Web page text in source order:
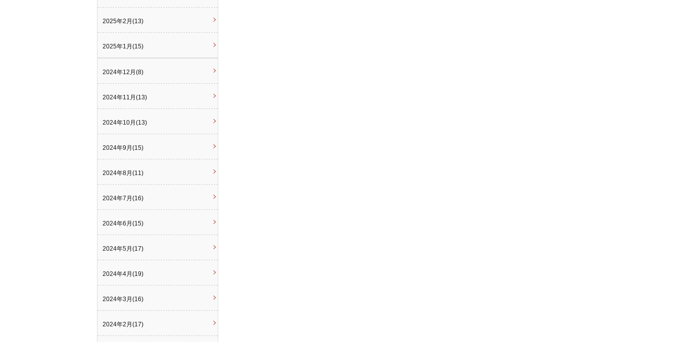
2025年2月(13)
2025年1月(15)
2024年12月(8)
2024年11月(13)
2024年10月(13)
2024年9月(15)
2024年8月(11)
2024年7月(16)
2024年6月(15)
2024年5月(17)
2024年4月(19)
2024年3月(16)
2024年2月(17)